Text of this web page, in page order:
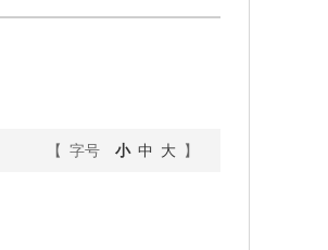
【 字号 小 中 大】